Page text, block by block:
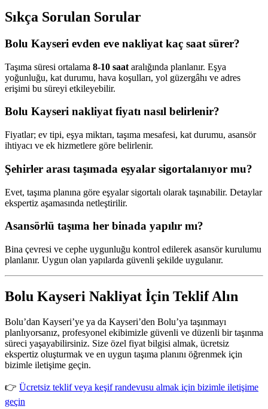
Sıkça Sorulan Sorular
Bolu Kayseri evden eve nakliyat kaç saat sürer?
Taşıma süresi ortalama 8-10 saat aralığında planlanır. Eşya
yoğunluğu, kat durumu, hava koşulları, yol güzergâhı ve adres
erişimi bu süreyi etkileyebilir.
Bolu Kayseri nakliyat fiyatı nasıl belirlenir?
Fiyatlar; ev tipi, eşya miktarı, taşıma mesafesi, kat durumu, asansör
ihtiyacı ve ek hizmetlere göre belirlenir.
Şehirler arası taşımada eşyalar sigortalanıyor mu?
Evet, taşıma planına göre eşyalar sigortalı olarak taşınabilir. Detaylar
ekspertiz aşamasında netleştirilir.
Asansörlü taşıma her binada yapılır mı?
Bina çevresi ve cephe uygunluğu kontrol edilerek asansör kurulumu
planlanır. Uygun olan yapılarda güvenli şekilde uygulanır.
Bolu Kayseri Nakliyat İçin Teklif Alın
Bolu’dan Kayseri’ye ya da Kayseri’den Bolu’ya taşınmayı
planlıyorsanız, profesyonel ekibimizle güvenli ve düzenli bir taşınma
süreci yaşayabilirsiniz. Size özel fiyat bilgisi almak, ücretsiz
ekspertiz oluşturmak ve en uygun taşıma planını öğrenmek için
bizimle iletişime geçin.
👉 Ücretsiz teklif veya keşif randevusu almak için bizimle iletişime
geçin